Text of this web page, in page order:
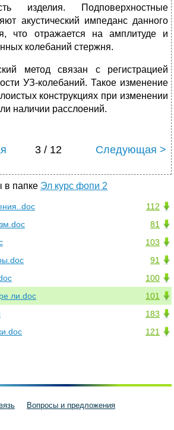
изделия. Подповерхностные
акустический импеданс данного
что отражается на амплитуде и
колебаний стержня.
метод связан с ре­гистрацией
УЗ-колебаний. Такое изменение
конструкциях при из­менении
наличии расслоений.
3 / 12 Следующая >
папке Эл курс фопи 2
112
81
103
91
100
101
ли.doc
183
121
Вопросы и предложения